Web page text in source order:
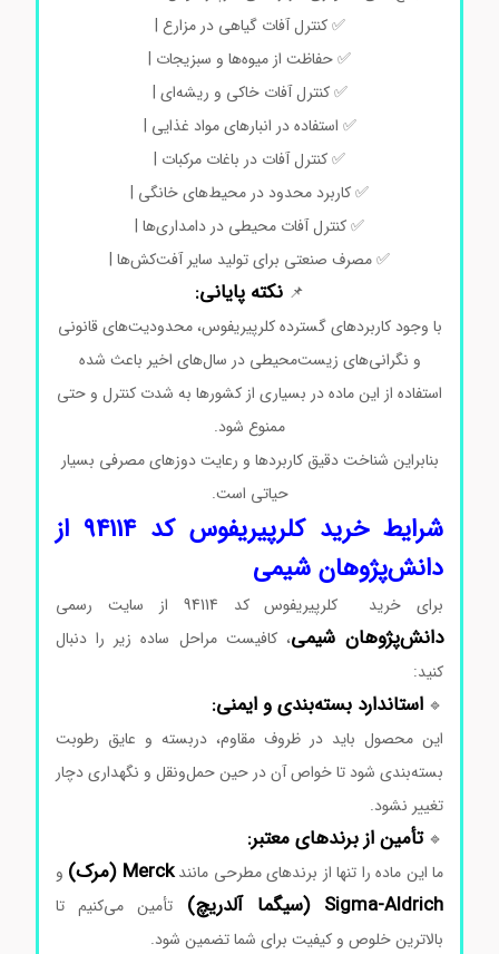
✅ کنترل آفات گیاهی در مزارع |
✅ حفاظت از میوه‌ها و سبزیجات |
✅ کنترل آفات خاکی و ریشه‌ای |
✅ استفاده در انبارهای مواد غذایی |
✅ کنترل آفات در باغات مرکبات |
✅ کاربرد محدود در محیط‌های خانگی |
✅ کنترل آفات محیطی در دامداری‌ها |
✅ مصرف صنعتی برای تولید سایر آفت‌کش‌ها |
نکته پایانی:
با وجود کاربردهای گسترده کلرپیریفوس، محدودیت‌های قانونی
و نگرانی‌های زیست‌محیطی در سال‌های اخیر باعث شده
استفاده از این ماده در بسیاری از کشورها به شدت کنترل و حتی
ممنوع شود.
بنابراین شناخت دقیق کاربردها و رعایت دوزهای مصرفی بسیار
حیاتی است.
شرایطخرید کلرپیریفوس کد 94114
از
دانش‌پژوهانشیمی
برایخرید کلرپیریفوس کد 94114 ازسایترسمی
دانش‌پژوهانشیمی،کافیستمراحلسادهزیررا دنبال
کنید:
استانداردبسته‌بندیوایمنی:
اینمحصولبایددر ظروفمقاوم،دربستهو عایقرطوبت
بسته‌بندیشودتاخواصآندرحینحمل‌ونقلونگهداریدچار
تغییرنشود.
تأمینازبرندهایمعتبر:
اینمادهراتنهاازبرندهایمطرحیمانندMerck ( مرک) و
Sigma-Aldrich ( سیگماآلدریچ) تأمینمی‌کنیمتا
بالاترینخلوصوکیفیتبرایشماتضمینشود.